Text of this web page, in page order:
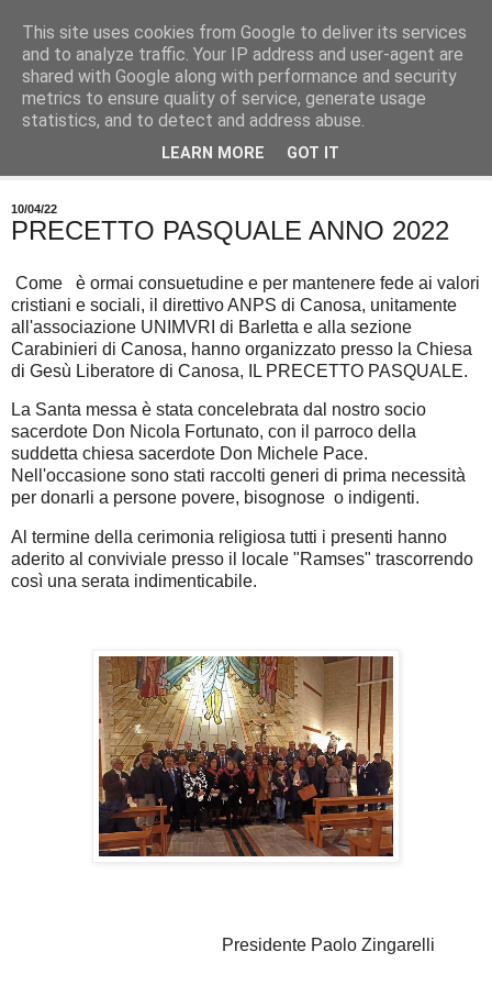
10/04/22
PRECETTO PASQUALE ANNO 2022
Come è ormai consuetudine e per mantenere fede ai valori
cristiani e sociali, il direttivo ANPS di Canosa, unitamente
all'associazione UNIMVRI di Barletta e alla sezione
Carabinieri di Canosa, hanno organizzato presso la Chiesa
di Gesù Liberatore di Canosa, IL PRECETTO PASQUALE.
La Santa messa è stata concelebrata dal nostro socio
sacerdote Don Nicola Fortunato, con il parroco della
suddetta chiesa sacerdote Don Michele Pace.
Nell'occasione sono stati raccolti generi di prima necessità
per donarli a persone povere, bisognose o indigenti.
Al termine della cerimonia religiosa tutti i presenti hanno
aderito al conviviale presso il locale "Ramses" trascorrendo
così una serata indimenticabile.
Presidente Paolo Zingarelli
This site uses cookies from Google to deliver its services
and to analyze traffic. Your IP address and user-agent are
shared with Google along with performance and security
metrics to ensure quality of service, generate usage
statistics, and to detect and address abuse.
LEARN MORE GOT IT